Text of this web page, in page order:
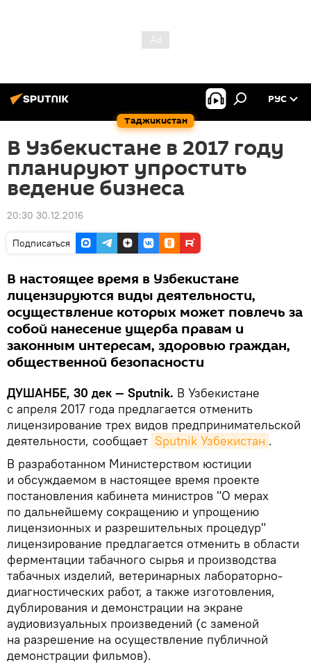
Таджикистан
РУС
В Узбекистане в 2017 году
планируют упростить
ведение бизнеса
20:30 30.12.2016
Подписаться
В настоящее время в Узбекистане
лицензируются виды деятельности,
осуществление которых может повлечь за
собой нанесение ущерба правам и
законным интересам, здоровью граждан,
общественной безопасности
ДУШАНБЕ, 30 дек — Sputnik. В Узбекистане
с апреля 2017 года предлагается отменить
лицензирование трех видов предпринимательской
деятельности, сообщает Sputnik Узбекистан .
В разработанном Министерством юстиции
и обсуждаемом в настоящее время проекте
постановления кабинета министров "О мерах
по дальнейшему сокращению и упрощению
лицензионных и разрешительных процедур"
лицензирование предлагается отменить в области
ферментации табачного сырья и производства
табачных изделий, ветеринарных лабораторно-
диагностических работ, а также изготовления,
дублирования и демонстрации на экране
аудиовизуальных произведений (с заменой
на разрешение на осуществление публичной
демонстрации фильмов).